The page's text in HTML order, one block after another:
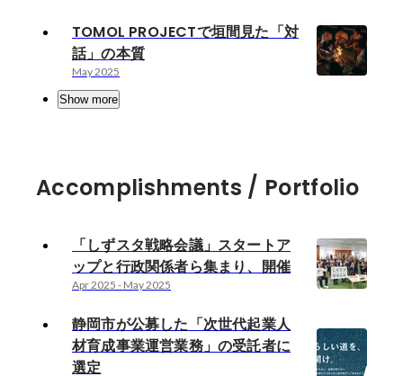
TOMOL PROJECTで垣間見た「対
話」の本質
May 2025
Show more
Accomplishments / Portfolio
「しずスタ戦略会議」スタートア
ップと行政関係者ら集まり、開催
Apr 2025 - May 2025
静岡市が公募した「次世代起業人
材育成事業運営業務」の受託者に
選定